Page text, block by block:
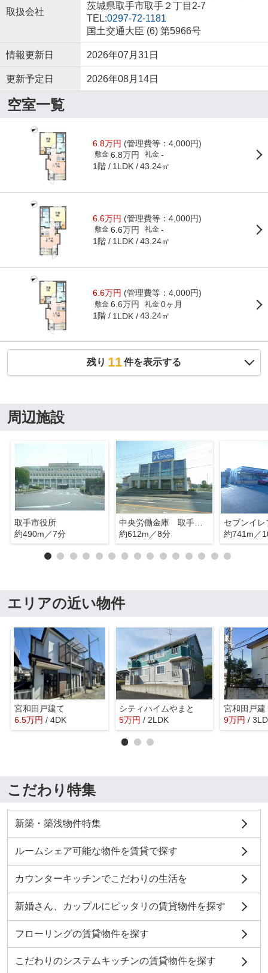
取扱会社
茨城県取手市取手２丁目2-7
TEL:0297-72-1181
国土交通大臣 (6) 第5966号
情報更新日 2026年07月31日
更新予定日 2026年08月14日
空室一覧
6.8万円 (管理費等：4,000円)
敷金 6.8万円 礼金 -
1階 1LDK 43.24㎡
6.6万円 (管理費等：4,000円)
敷金 6.6万円 礼金 -
1階 1LDK 43.24㎡
6.6万円 (管理費等：4,000円)
敷金 6.6万円 礼金 0ヶ月
1階 1LDK 43.24㎡
残り 11件を表示する
周辺施設
取手市役所
約490m／7分
中央労働金庫 取手支店
約612m／8分
約741m／
エリアの近い物件
宮和田戸建て
6.5万円 / 4DK
シティハイムやまと
5万円 / 2LDK
宮和田戸建
9万円 /
こだわり特集
新築・築浅物件特集
ルームシェア可能な物件を賃貸で探す
カウンターキッチンでこだわりの生活を
新婚さん、カップルにピッタリの賃貸物件を探す
フローリングの賃貸物件を探す
こだわりのシステムキッチンの賃貸物件を探す